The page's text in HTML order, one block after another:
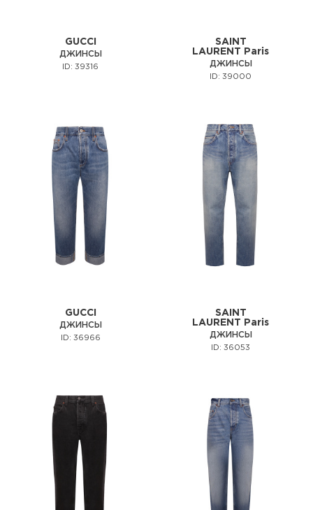
GUCCI
ДЖИНСЫ
ID: 39316
SAINT
LAURENT Paris
ДЖИНСЫ
ID: 39000
GUCCI
ДЖИНСЫ
ID: 36966
SAINT
LAURENT Paris
ДЖИНСЫ
ID: 36053